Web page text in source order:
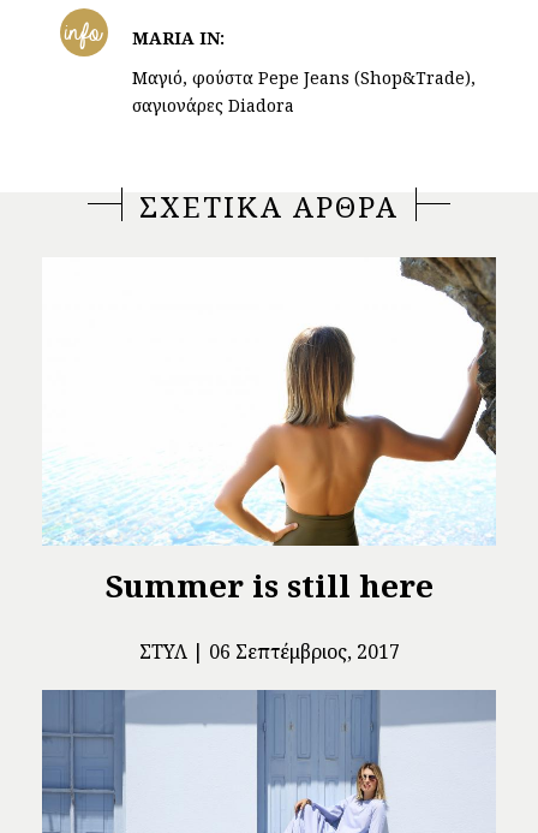
info
MARIA IN:
Μαγιό, φούστα Pepe Jeans (Shop&Trade),
σαγιονάρες Diadora
ΣΧΕΤΙΚΑ ΑΡΘΡΑ
Summer is still here
ΣΤΥΛ 06 Σεπτέμβριος, 2017